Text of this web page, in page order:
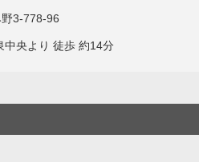
3-778-96
中央より 徒歩 約14分